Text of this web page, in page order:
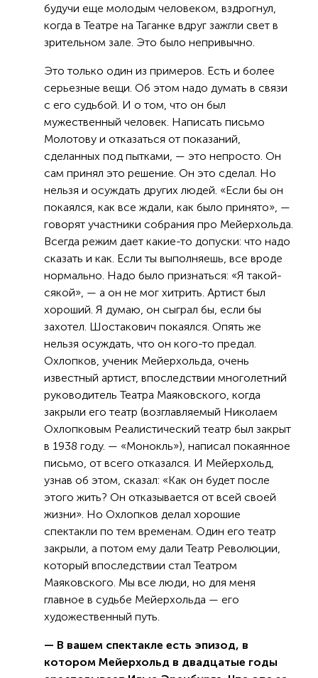
будучи еще молодым человеком, вздрогнул,
когда в Театре на Таганке вдруг зажгли свет в
зрительном зале. Это было непривычно.
Это только один из примеров. Есть и более
серьезные вещи. Об этом надо думать в связи
с его судьбой. И о том, что он был
мужественный человек. Написать письмо
Молотову и отказаться от показаний,
сделанных под пытками, — это непросто. Он
сам принял это решение. Он это сделал. Но
нельзя и осуждать других людей. «Если бы он
покаялся, как все ждали, как было принято», —
говорят участники собрания про Мейерхольда.
Всегда режим дает какие-то допуски: что надо
сказать и как. Если ты выполняешь, все вроде
нормально. Надо было признаться: «Я такой-
сякой», — а он не мог хитрить. Артист был
хороший. Я думаю, он сыграл бы, если бы
захотел. Шостакович покаялся. Опять же
нельзя осуждать, что он кого-то предал.
Охлопков, ученик Мейерхольда, очень
известный артист, впоследствии многолетний
руководитель Театра Маяковского, когда
закрыли его театр (возглавляемый Николаем
Охлопковым Реалистический театр был закрыт
в 1938 году. — «Монокль»), написал покаянное
письмо, от всего отказался. И Мейерхольд,
узнав об этом, сказал: «Как он будет после
этого жить? Он отказывается от всей своей
жизни». Но Охлопков делал хорошие
спектакли по тем временам. Один его театр
закрыли, а потом ему дали Театр Революции,
который впоследствии стал Театром
Маяковского. Мы все люди, но для меня
главное в судьбе Мейерхольда — его
художественный путь.
— В вашем спектакле есть эпизод, в
котором Мейерхольд в двадцатые годы